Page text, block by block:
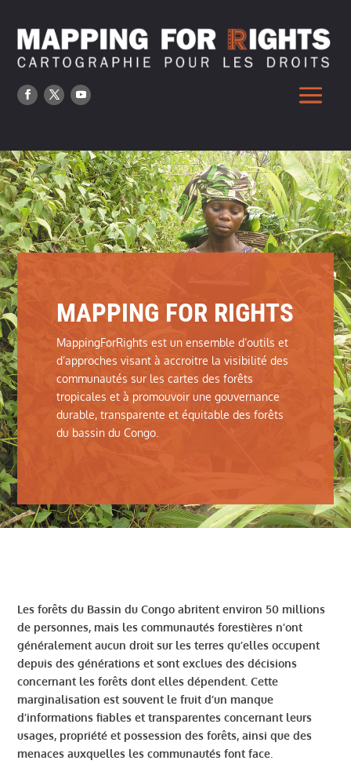
MAPPING FOR RIGHTS
MappingForRights est un ensemble d’outils et
d’approches visant à accroitre la visibilité des
communautés sur les cartes des forêts
tropicales et à promouvoir une gouvernance
durable, transparente et équitable des forêts
du bassin du Congo.
Les forêts du Bassin du Congo abritent environ 50 millions
de personnes, mais les communautés forestières n’ont
généralement aucun droit sur les terres qu’elles occupent
depuis des générations et sont exclues des décisions
concernant les forêts dont elles dépendent. Cette
marginalisation est souvent le fruit d’un manque
d’informations fiables et transparentes concernant leurs
usages, propriété et possession des forêts, ainsi que des
menaces auxquelles les communautés font face.